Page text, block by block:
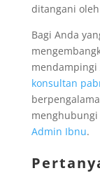
ditangani
Bagi Anda
mendampingi
konsultan
menghubungi
Admin Ibnu.